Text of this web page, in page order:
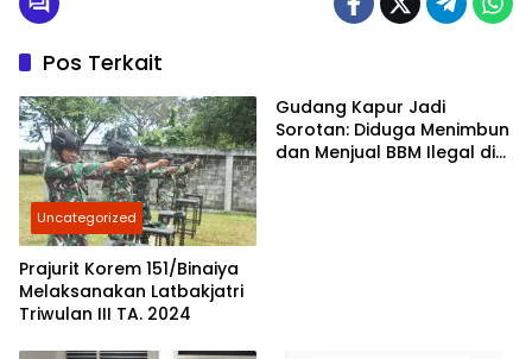
Pos Terkait
Uncategorized
Prajurit Korem 151/Binaiya
Melaksanakan Latbakjatri
Triwulan III TA. 2024
Gudang Kapur Jadi
Sorotan: Diduga Menimbun
dan Menjual BBM Ilegal di